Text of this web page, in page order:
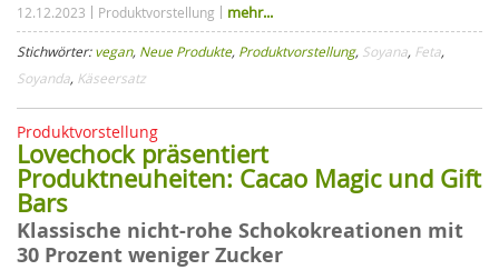
12.12.2023 Produktvorstellung mehr...
Stichwörter:vegan, Neue Produkte, Produktvorstellung, Soyana, Feta,
Soyanda, Käseersatz
Produktvorstellung
Lovechock präsentiert
Produktneuheiten: Cacao Magic und Gift
Bars
Klassische nicht-rohe Schokokreationen mit
30 Prozent weniger Zucker